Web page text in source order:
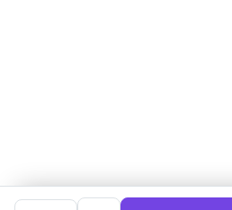
캠프 요약 정보와 상세 도우미, 북마크,